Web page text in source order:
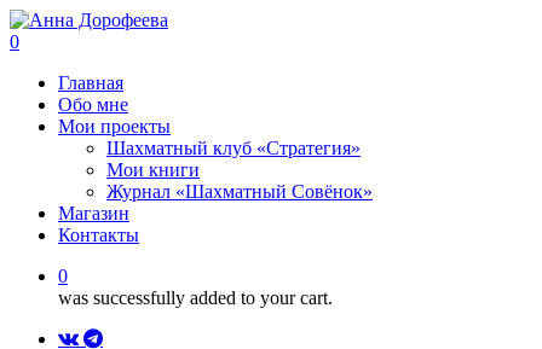
0
Главная
Обо мне
Мои проекты
Шахматный клуб «Стратегия»
Мои книги
Журнал «Шахматный Совёнок»
Магазин
Контакты
0
was successfully added to your cart.